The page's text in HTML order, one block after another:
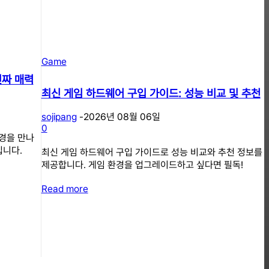
매력
을 만나
니다.
Game
최신 게임 하드웨어 구입 가이드: 성능 비교 및 추천
sojipang -2026년 08월 06일
0
최신 게임 하드웨어 구입 가이드로 성능 비교와 추천 정보를
제공합니다. 게임 환경을 업그레이드하고 싶다면 필독!
Read more